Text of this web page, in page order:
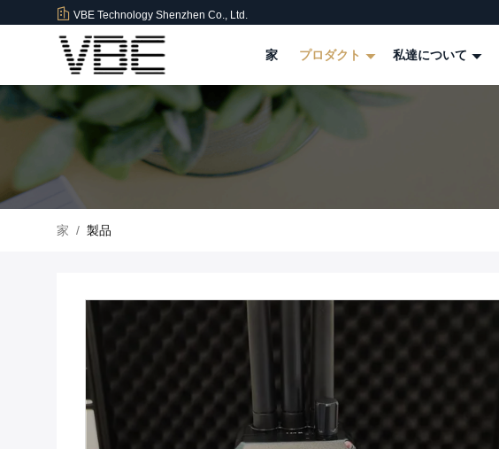
VBE Technology Shenzhen Co., Ltd.
家 プロダクト 私達について
家 / 製品